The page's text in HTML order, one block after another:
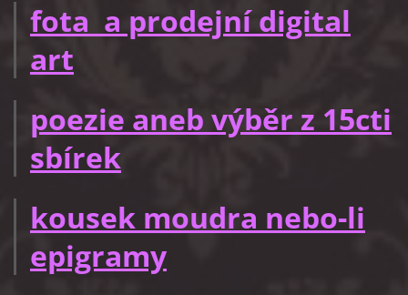
fota a prodejní digital
art
poezie aneb výběr z 15cti
sbírek
kousek moudra nebo-li
epigramy